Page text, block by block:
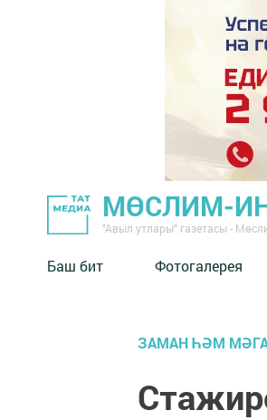
МӨСЛИМ-
"Авыл утлары" газетасы -
Баш бит Фотогалерея
ЗАМАН ҺӘМ